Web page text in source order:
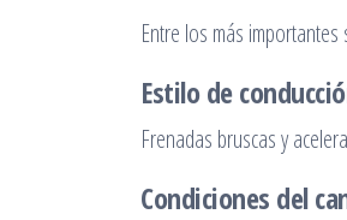
Entre los más importantes
Estilo de
Frenadas bruscas y
Condiciones del